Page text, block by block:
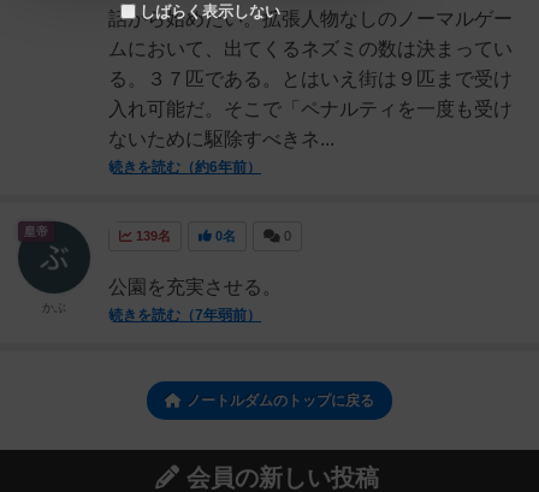
話から始めたい。拡張人物なしのノーマルゲー
ムにおいて、出てくるネズミの数は決まってい
る。３７匹である。とはいえ街は９匹まで受け
入れ可能だ。そこで「ペナルティを一度も受け
ないために駆除すべきネ...
続きを読む（約6年前）
139名 0名 0
公園を充実させる。
続きを読む（7年弱前）
皇帝
かぶ
ノートルダムのトップに戻る
会員の新しい投稿
しばらく表示しない